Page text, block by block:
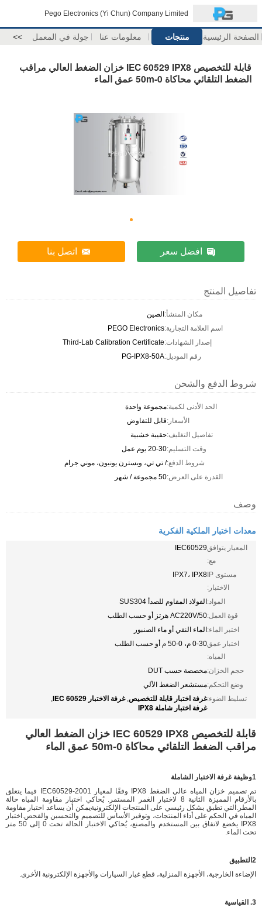
Pego Electronics (Yi Chun) Company Limited
الصفحة الرئيسية منتجات معلومات عنا جولة في المعمل >>
قابلة للتخصيص IEC 60529 IPX8 خزان الضغط العالي مراقب
الضغط التلقائي محاكاة 0-50m عمق الماء
افضل سعر اتصل بنا
تفاصيل المنتج
مكان المنشأ:الصين
اسم العلامة التجارية:PEGO Electronics
إصدار الشهادات:Third-Lab Calibration Certificate
رقم الموديل:PG-IPX8-50A
شروط الدفع والشحن
الحد الأدنى لكمية:مجموعة واحدة
الأسعار:قابل للتفاوض
تفاصيل التغليف:حقيبة خشبية
وقت التسليم:20-30 يوم عمل
شروط الدفع:/ تي تي، ويسترن يونيون، موني جرام
القدرة على العرض:50 مجموعة / شهر
وصف
معدات اختبار الملكية الفكرية
المعيار يتوافق
مع:
IEC60529
مستوى IP
الاختبار:
IPX7، IPX8
المواد:الفولاذ المقاوم للصدأ SUS304
قوة العمل:AC220V/50 هرتز أو حسب الطلب
اختبر الماء:الماء النقي أو ماء الصنبور
اختبار عمق
المياه:
0-30 م، 0-50 م أو حسب الطلب
حجم الخزان:مخصصة حسب DUT
وضع التحكم:مستشعر الضغط الآلي
تسليط الضوء:غرفة اختبار قابلة للتخصيص,غرفة الاختبار IEC 60529 ,
غرفة اختبار شاملة IPX8
قابلة للتخصيص IEC 60529 IPX8 خزان الضغط العالي
مراقب الضغط التلقائي محاكاة 0-50m عمق الماء
1وظيفة غرفة الاختبار الشاملة
تم تصميم خزان المياه عالي الضغط IPX8 وفقًا لمعيار IEC60529-2001 فيما يتعلق
بالأرقام المميزة الثانية 8 لاختبار الغمر المستمر. يُحاكي اختبار مقاومة المياه حالة
المطر.التي تطبق بشكل رئيسي على المنتجات الإلكترونيةيمكن أن يساعد اختبار مقاومة
المياه في الحكم على أداء المنتجات، وتوفير الأساس للتصميم والتحسين والفحص.اختبار
IPX8 يخضع لاتفاق بين المستخدم والمصنع، يُحاكي الاختبار الحالة تحت 0 إلى 50 متر
تحت الماء.
2التطبيق
الإضاءة الخارجية، الأجهزة المنزلية، قطع غيار السيارات والأجهزة الإلكترونية الأخرى.
3. القياسية